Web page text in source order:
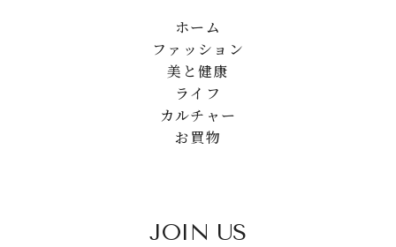
ホーム
ファッション
美と健康
ライフ
カルチャー
お買物
JOIN US